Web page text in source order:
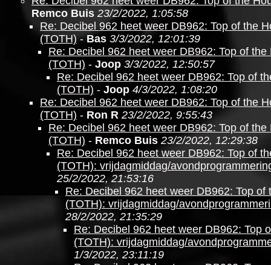
Remco Buis 23/2/2022, 1:05:58
Re: Decibel 962 heet weer DB962: Top of the
(TOTH)-Bas 3/3/2022, 12:01:39
Re: Decibel 962 heet weer DB962: Top of the
(TOTH) - Joop 3/3/2022, 12:50:57
Re: Decibel 962 heet weer DB962: Top of
(TOTH) - Joop 4/3/2022, 1:08:20
Re: Decibel 962 heet weer DB962: Top of the
(TOTH) - Ron R 23/2/2022, 9:55:43
Re: Decibel 962 heet weer DB962: Top of the
(TOTH) - Remco Buis 23/2/2022, 12:29:38
Re: Decibel 962 heet weer DB962: Top of
(TOTH): vrijdagmiddag/
25/2/2022, 21:53:16
Re: Decibel 962 heet weer DB962: Top of
(TOTH): vrijdagmiddag/
28/2/2022, 21:35:29
Re: Decibel 962 heet weer DB962: Top
(TOTH): vrijdagmiddag/
1/3/2022, 23:11:19